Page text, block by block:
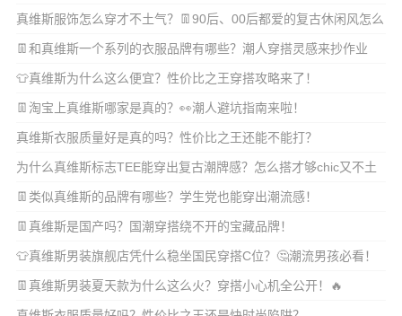
真维斯服饰怎么穿才不土气？👖90后、00后都爱的复古休闲风怎么
搭？
👖和真维斯一个系列的衣服品牌有哪些？潮人穿搭灵感来抄作业
啦！
👕真维斯为什么这么便宜？性价比之王穿搭攻略来了！
👖淘宝上真维斯哪家是真的？👀潮人避坑指南来啦！
真维斯衣服质量好是真的吗？性价比之王还能不能打？
为什么真维斯标志TEE能穿出复古潮牌感？怎么搭才够chic又不土
味？
👖类似真维斯的品牌有哪些？学生党也能穿出潮流感！
👖真维斯是国产吗？国潮穿搭绕不开的宝藏品牌！
👕真维斯男装旗舰店凭什么稳坐国民穿搭C位？🤔潮流男孩必看！
👖真维斯男装夏天款为什么这么火？穿搭小心机全公开！🔥